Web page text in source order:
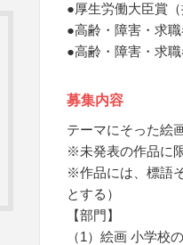
●厚生労働大臣賞
●高齢・障害・求
●高齢・障害・求
募集内容
テーマにそった絵
※未発表の作品に
※作品には、標語
とする）
【部門】
（1）絵画 小学校